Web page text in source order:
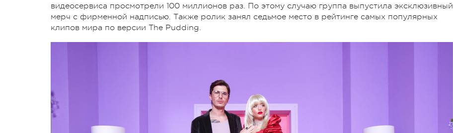
видеосервиса просмотрели 100 миллионов раз. По этому случаю группа выпустила эксклюзивный
мерч с фирменной надписью. Также ролик занял седьмое место в рейтинге самых популярных
клипов мира по версии The Pudding.